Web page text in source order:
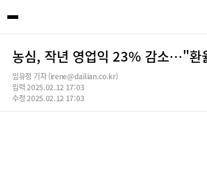
농심, 작년 영업익 23% 감소…"환
임유정 기자 (irene@dailian.co.kr)
입력 2025.02.12 17:03
수정 2025.02.12 17:03